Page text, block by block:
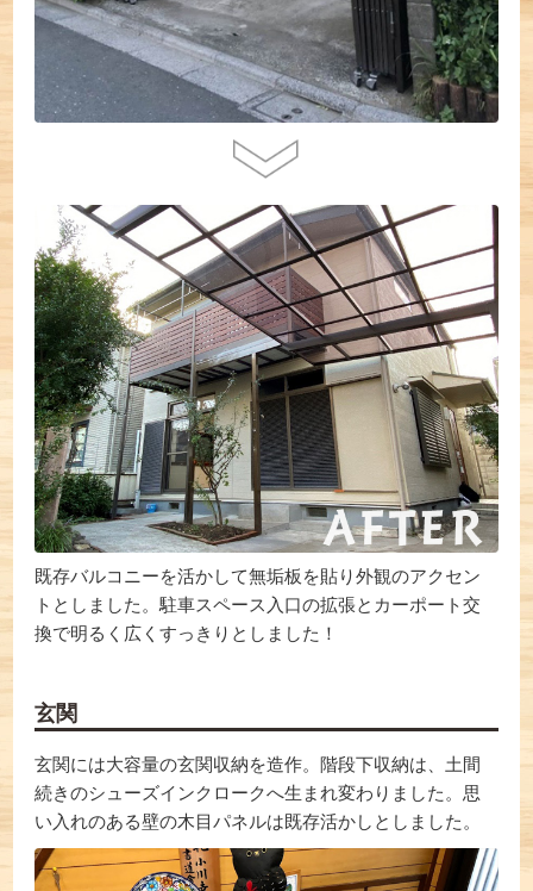
既存バルコニーを活かして無垢板を貼り外観のアクセン
トとしました。駐車スペース入口の拡張とカーポート交
換で明るく広くすっきりとしました！
玄関
玄関には大容量の玄関収納を造作。階段下収納は、土間
続きのシューズインクロークへ生まれ変わりました。思
い入れのある壁の木目パネルは既存活かしとしました。